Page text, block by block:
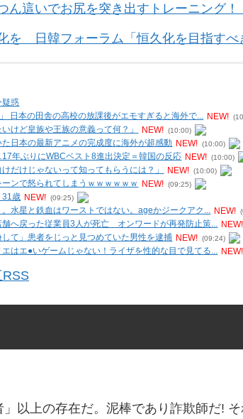
這いでお尻を突き出すトレーニング！
を 日韓フォーラム「恒久化を目指すべ
疑惑
日本の田舎の高校の放課後がエモすぎると海外で... NEW!
けど皇族や王族の意義って何？」 NEW! (10:00)
日本の最新アニメの完成度に海外が超感動 NEW! (10:00)
年ぶりにWBCベスト8進出決定＝韓国の反応 NEW! (10:00)
だけじゃないって知ってもらうには？」 NEW! (10:00)
ンで怒られてしまうｗｗｗｗｗｗ NEW! (09:25)
31歳 NEW! (09:25)
。水星と鉄血はワーストではない。ageかジークアク... NEW!
舗へ戻った従業員3人が死亡 オンワードが再発防止策... NEW!
して」患者をじっと見つめていた男性を逮捕 NEW! (09:24)
エはエ●いゲームじゃない！ライザを性的な目で見てる... NEW!
RSS
」以上の存在だ。泥棒であり詐欺師だ!